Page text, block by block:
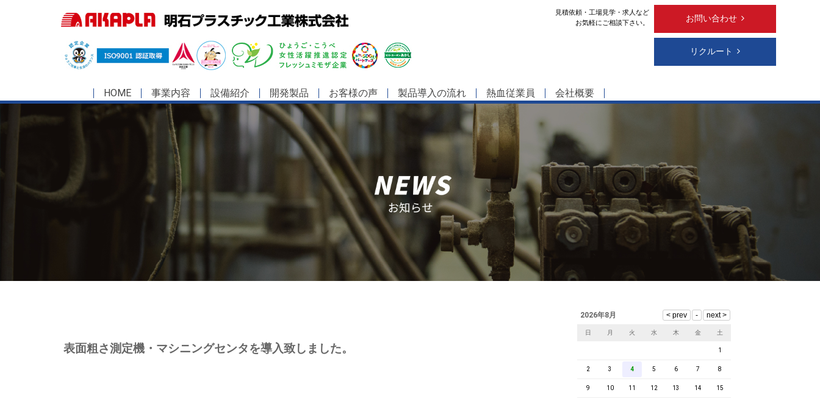
見積依頼・工場見学・求人など
お気軽にご相談下さい。
お問い合わせ
リクルート
HOME 事業内容 設備紹介 開発製品 お客様の声 製品導入の流れ 熱血従業員 会社概要
表面粗さ測定機・マシニングセンタを導入致しました。
2026年8月
日 月 火 水 木 金 土
1
2 3 4 5 6 7 8
9 10 11 12 13 14 15